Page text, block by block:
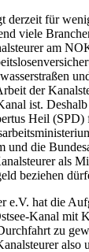
derzeit für
viele
am
der
ist.
Heil (SPD)
und die
als
beziehen
e.V. hat die
Kanal mit
zu
also